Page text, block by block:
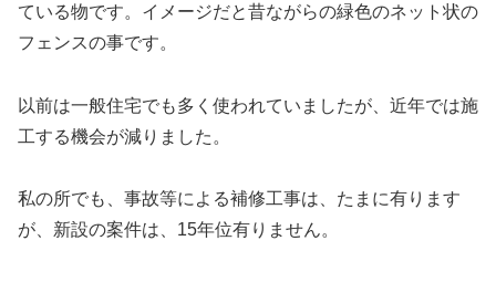
ている物です。イメージだと昔ながらの緑色のネット状の
フェンスの事です。
以前は一般住宅でも多く使われていましたが、近年では施
工する機会が減りました。
私の所でも、事故等による補修工事は、たまに有ります
が、新設の案件は、15年位有りません。